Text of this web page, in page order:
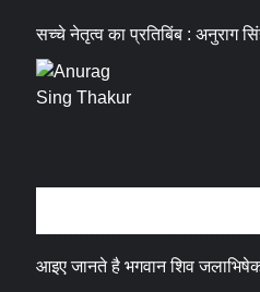
सच्चे नेतृत्व का प्रतिबिंब : अनुराग
आइए जानते है भगवान शिव